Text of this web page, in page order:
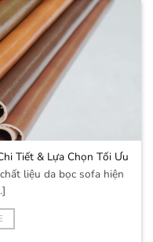
Tiết & Lựa Chọn Tối Ưu
liệu da bọc sofa hiện